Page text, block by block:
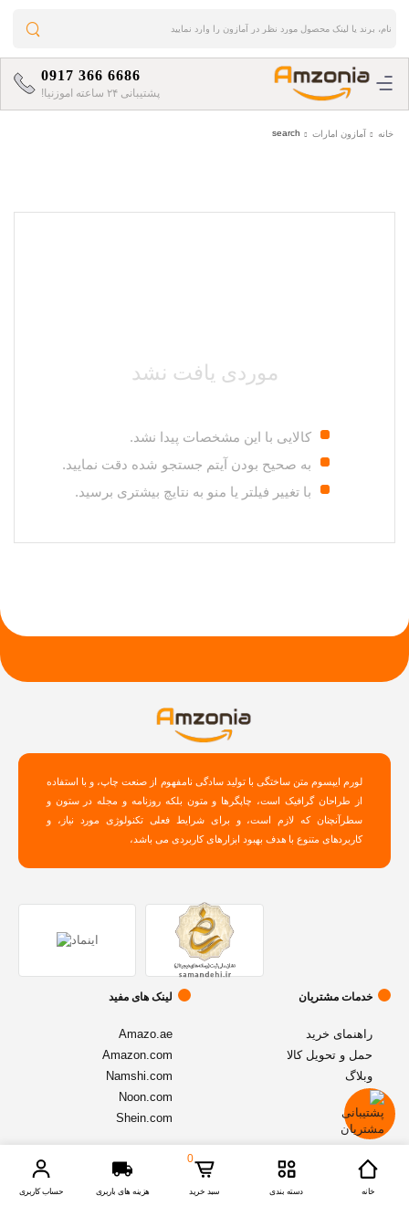
0917 366 6686
پشتیبانی ۲۴ ساعته اموزنیا!
خانه آمازون امارات search
موردی یافت نشد
کالایی با این مشخصات پیدا نشد.
به صحیح بودن آیتم جستجو شده دقت نمایید.
با تغییر فیلتر یا منو به نتایچ بیشتری برسید.
لورم ایپسوم متن ساختگی با تولید سادگی نامفهوم از صنعت چاپ، و با استفاده
از طراحان گرافیک است، چاپگرها و متون بلکه روزنامه و مجله در ستون و
سطرآنچنان که لازم است، و برای شرایط فعلی تکنولوژی مورد نیاز، و
کاربردهای متنوع با هدف بهبود ابزارهای کاربردی می باشد،
خدمات مشتریان
راهنمای خرید
حمل و تحویل کالا
وبلاگ
لینک های مفید
Amazo.ae
Amazon.com
Namshi.com
Noon.com
Shein.com
خانه
دسته بندی
0
سبد خرید هزینه های باربری حساب کاربری